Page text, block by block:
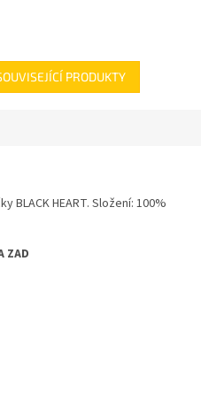
PRODUKTY
BLACK HEART. Složení: 100%
ZAD